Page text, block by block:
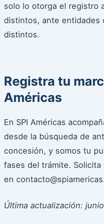
solo lo otorga el registro
distintos, ante entidades
distintos.
Registra tu
Américas
En SPI Américas
desde la búsqueda de
concesión, y somos tu
fases del trámite.
en
Última actualización: